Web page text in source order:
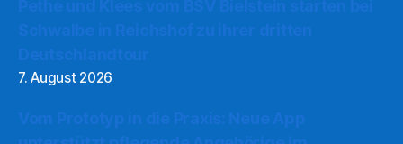
7. August 2026